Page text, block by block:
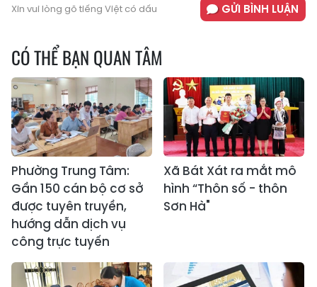
Xin vui lòng gõ tiếng Việt có dấu GỬI BÌNH LUẬN
CÓ THỂ BẠN QUAN TÂM
Phường Trung Tâm:
Gần 150 cán bộ cơ sở
được tuyên truyền,
hướng dẫn dịch vụ
công trực tuyến
Xã Bát Xát ra mắt mô
hình “Thôn số - thôn
Sơn Hà"